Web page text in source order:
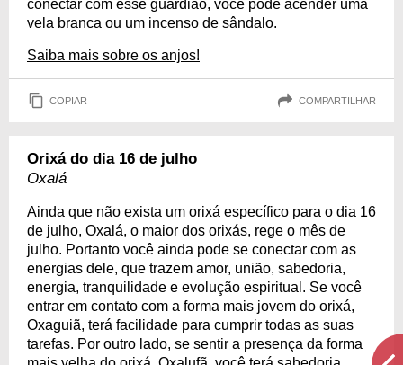
conectar com esse guardião, você pode acender uma
vela branca ou um incenso de sândalo.
Saiba mais sobre os anjos!
COPIAR COMPARTILHAR
Orixá do dia 16 de julho
Oxalá
Ainda que não exista um orixá específico para o dia 16
de julho, Oxalá, o maior dos orixás, rege o mês de
julho. Portanto você ainda pode se conectar com as
energias dele, que trazem amor, união, sabedoria,
energia, tranquilidade e evolução espiritual. Se você
entrar em contato com a forma mais jovem do orixá,
Oxaguiã, terá facilidade para cumprir todas as suas
tarefas. Por outro lado, se sentir a presença da forma